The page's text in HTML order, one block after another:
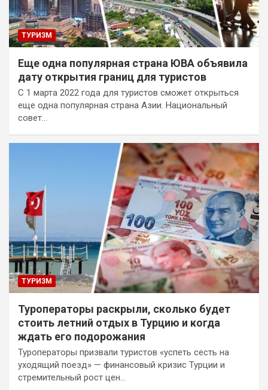
ТУРИЗМ
Еще одна популярная страна ЮВА объявила
дату открытия границ для туристов
С 1 марта 2022 года для туристов сможет открыться
еще одна популярная страна Азии. Национальный
совет…
ТУРИЗМ
Туроператоры раскрыли, сколько будет
стоить летний отдых в Турцию и когда
ждать его подорожания
Туроператоры призвали туристов «успеть сесть на
уходящий поезд» — финансовый кризис Турции и
стремительный рост цен…